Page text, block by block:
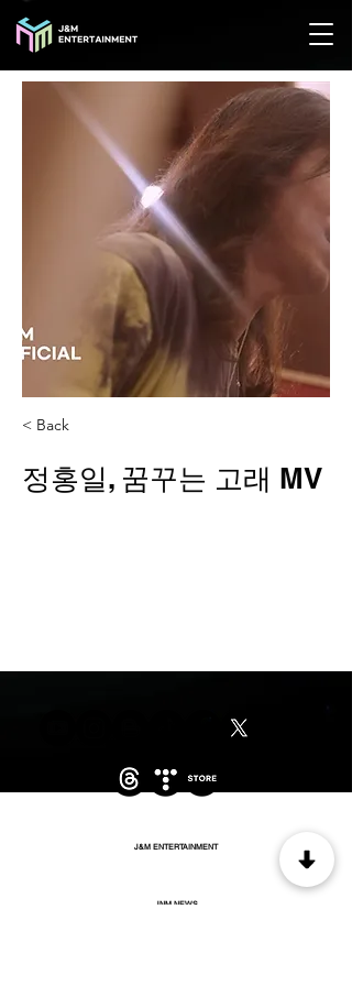
< Back
정홍일, 꿈꾸는 고래 MV
J&M ENTERTAINMENT
JNM NEWS